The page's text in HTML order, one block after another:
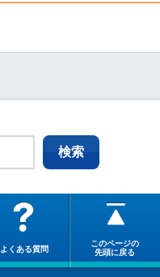
よくある質問
このページの
先頭に戻る